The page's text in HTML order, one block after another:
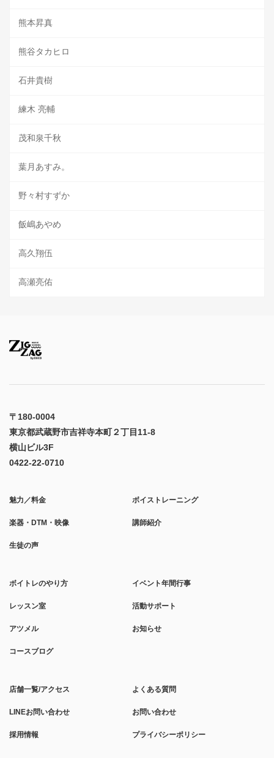
熊本昇真
熊谷タカヒロ
石井貴樹
練木 亮輔
茂和泉千秋
葉月あすみ。
野々村すずか
飯嶋あやめ
高久翔伍
高瀬亮佑
〒180-0004
東京都武蔵野市吉祥寺本町２丁目11-8
横山ビル3F
0422-22-0710
魅力／料金 ボイストレーニング
楽器・DTM・映像 講師紹介
生徒の声
ボイトレのやり方 イベント年間行事
レッスン室 活動サポート
アツメル お知らせ
コースブログ
店舗一覧/アクセス よくある質問
LINEお問い合わせ お問い合わせ
採用情報 プライバシーポリシー